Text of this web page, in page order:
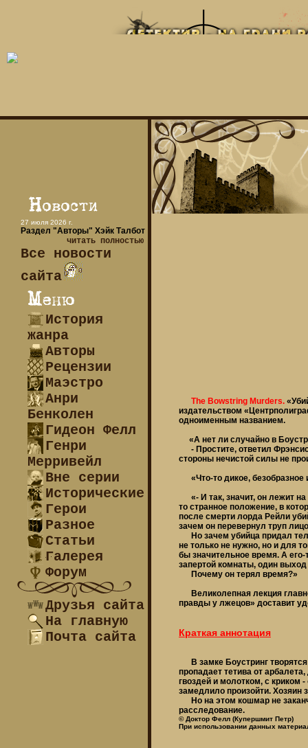
27 июля 2026 г.
Раздел "Авторы" Хэйк Талбот
читать полностью
Все новости
сайта
История
жанра
Авторы
Рецензии
Маэстро
Анри
Бенколен
Гидеон Фелл
Генри
Мерривейл
Вне серии
Исторические
Герои
Разное
Статьи
Галерея
Форум
Друзья сайта
На главную
Почта сайта
The Bowstring Murders.
издательством
одноименным названием.
«А нет ли случайно в
- Простите, ответил
стороны нечистой силы не
«Что-то дикое, безобразное
«- И так, значит, он лежит на
то странное положение, в
после смерти лорда Рейли
зачем он перевернул труп
Но зачем убийца придал
не только не нужно, но и для
бы значительное время. А его-
запертой комнаты, один
Почему он терял время?»
Великолепная лекция
правды у лжецов» доставит
Краткая аннотация
В замке Боустринг творятся
пропадает тетива от
гвоздей и молотком, с криком
замедлило произойти. Хозяин
Но на этом кошмар не
расследование.
© Доктор Фелл (Купершмит Петр)
При использовании данных